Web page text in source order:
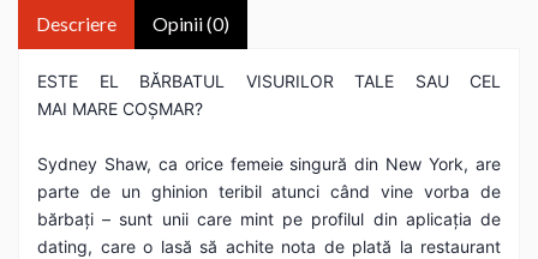
Descriere Opinii (0)
ESTE EL BĂRBATUL VISURILOR TALE SAU CEL
MAI MARE COȘMAR?
Sydney Shaw, ca orice femeie singură din New York, are
parte de un ghinion teribil atunci când vine vorba de
bărbați – sunt unii care mint pe profilul din aplicația de
dating, care o lasă să achite nota de plată la restaurant